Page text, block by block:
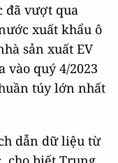
đã vượt qua
xuất khẩu ô
sản xuất EV
vào quý 4/2023
túy lớn nhất
dẫn dữ liệu từ